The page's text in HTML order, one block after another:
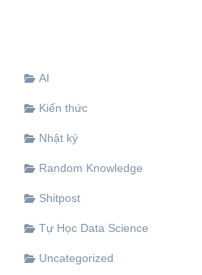
AI
Kiến thức
Nhật ký
Random Knowledge
Shitpost
Tự Học Data Science
Uncategorized